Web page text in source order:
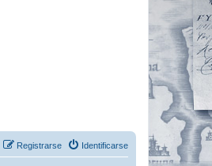
Identificarse
Registrarse